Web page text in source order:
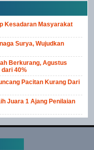
Kesadaran Masyarakat
Surya, Wujudkan
Berkurang, Agustus
40%
Pacitan Kurang Dari
Juara 1 Ajang Penilaian